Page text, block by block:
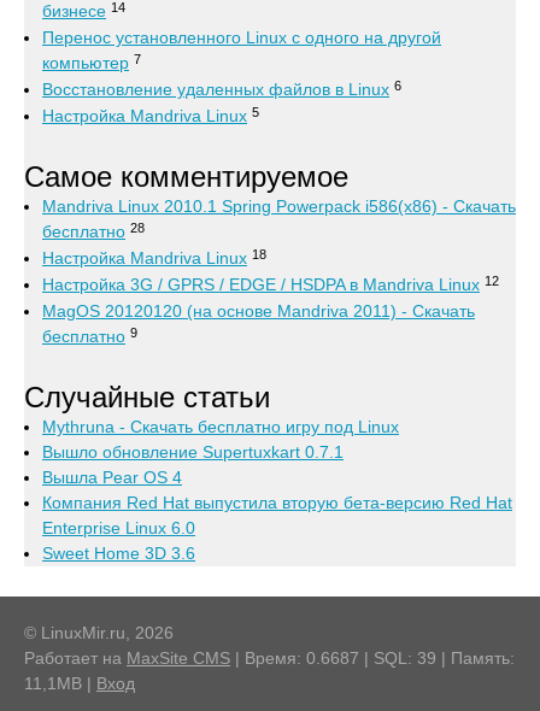
бизнесе 14
Перенос установленного Linux с одного на другой
компьютер 7
Восстановление удаленных файлов в Linux 6
Настройка Mandriva Linux 5
Самое комментируемое
Mandriva Linux 2010.1 Spring Powerpack i586(x86) - Скачать
бесплатно 28
Настройка Mandriva Linux 18
Настройка 3G / GPRS / EDGE / HSDPA в Mandriva Linux 12
MagOS 20120120 (на основе Mandriva 2011) - Скачать
бесплатно 9
Случайные статьи
Mythruna - Скачать бесплатно игру под Linux
Вышло обновление Supertuxkart 0.7.1
Вышла Pear OS 4
Компания Red Hat выпустила вторую бета-версию Red Hat
Enterprise Linux 6.0
Sweet Home 3D 3.6
© LinuxMir.ru, 2026
Работает на MaxSite CMS | Время: 0.6687 | SQL: 39 | Память:
11,1MB | Вход